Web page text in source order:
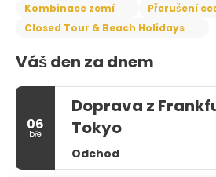
Kombinace zemí
Přerušení
Closed Tour & Beach Holidays
Váš den za dnem
06
bře
Doprava z
Tokyo
Odchod